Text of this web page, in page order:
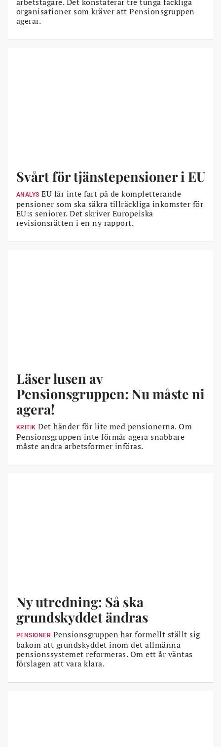
organisationer som kräver att Pensionsgruppen
agerar.
Svårt för tjänstepensioner i EU
ANALYS EU får inte fart på de kompletterande
pensioner som ska säkra tillräckliga inkomster för
EU:s seniorer. Det skriver Europeiska
revisionsrätten i en ny rapport.
Läser lusen av
Pensionsgruppen: Nu måste ni
agera!
KRITIK Det händer för lite med pensionerna. Om
Pensionsgruppen inte förmår agera snabbare
måste andra arbetsformer införas.
Ny utredning: Så ska
grundskyddet ändras
PENSIONER Pensionsgruppen har formellt ställt sig
bakom att grundskyddet inom det allmänna
pensionssystemet reformeras. Om ett år väntas
förslagen att vara klara.